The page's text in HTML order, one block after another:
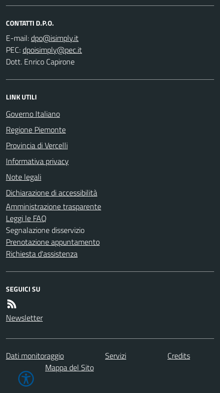
CONTATTI D.P.O.
E-mail:
PEC:
Dott. Enrico Capirone
LINK UTILI
Governo Italiano
Regione Piemonte
Provincia di Vercelli
Informativa privacy
Note legali
Dichiarazione di accessibilità
Amministrazione trasparente
Leggi le FAQ
Segnalazione disservizio
Prenotazione appuntamento
Richiesta d'assistenza
SEGUICI SU
Newsletter
Dati monitoraggio Servizi
Credits
Mappa del Sito